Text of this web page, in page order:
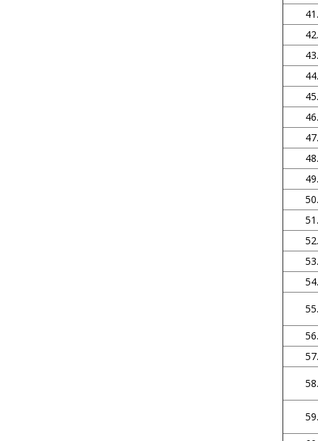
41.
42.
43.
44.
45.
46.
47.
48.
49.
50.
51.
52.
53.
54.
55.
56.
57.
58.
59.